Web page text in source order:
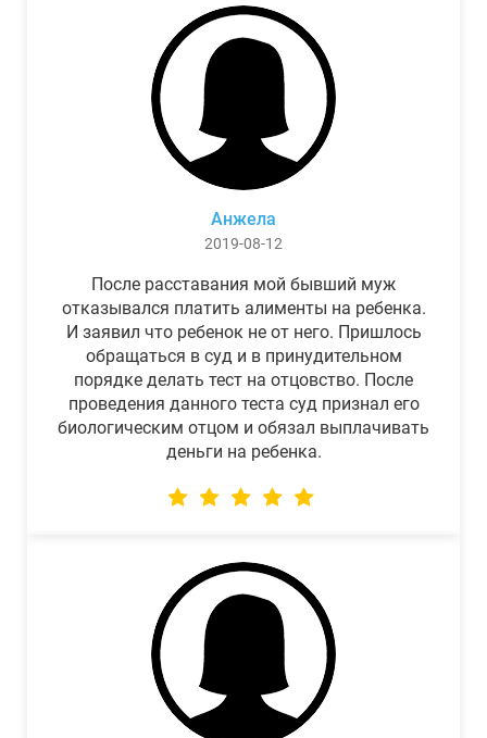
Анжела
2019-08-12
После расставания мой бывший муж
отказывался платить алименты на ребенка.
И заявил что ребенок не от него. Пришлось
обращаться в суд и в принудительном
порядке делать тест на отцовство. После
проведения данного теста суд признал его
биологическим отцом и обязал выплачивать
деньги на ребенка.